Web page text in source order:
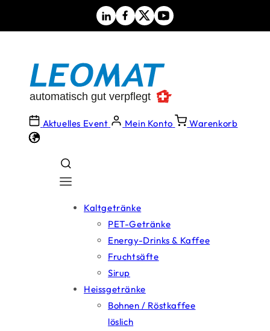
Aktuelles Event Mein Konto Warenkorb
Kaltgetränke
PET-Getränke
Energy-Drinks & Kaffee
Fruchtsäfte
Sirup
Heissgetränke
Bohnen / Röstkaffee
löslich